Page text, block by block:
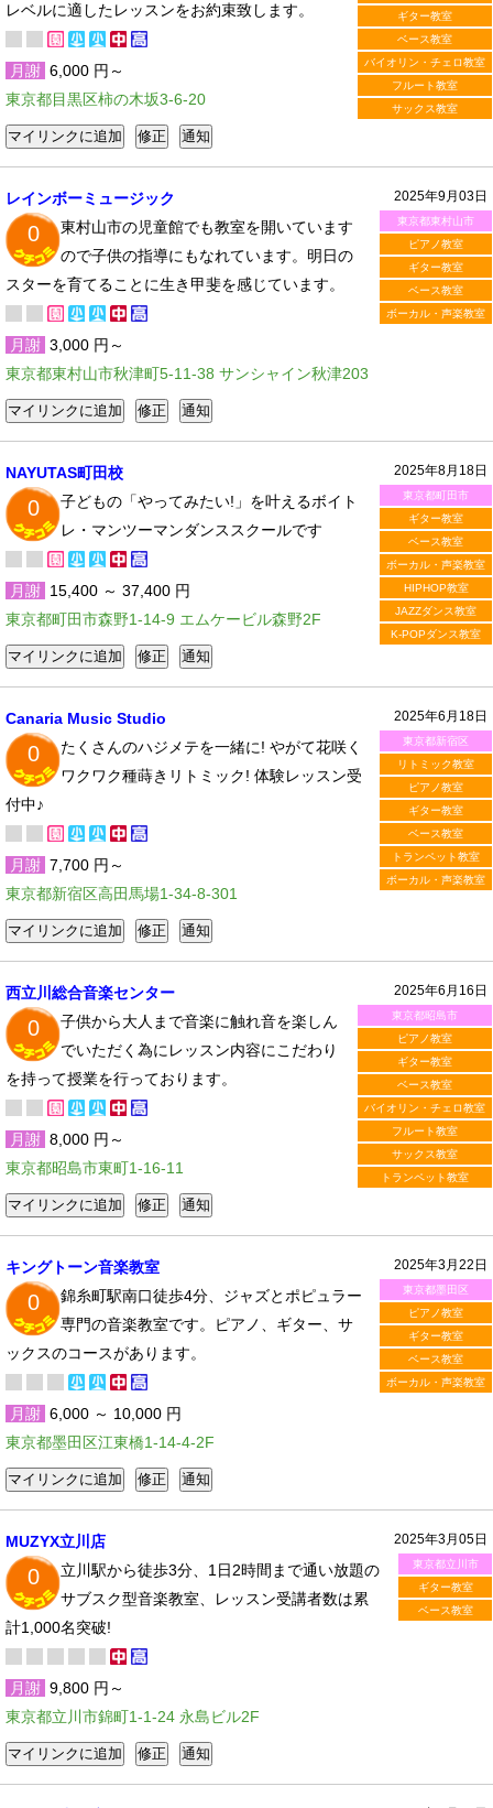
ギター教室
ベース教室
バイオリン・チェロ教室
フルート教室
サックス教室
レベルに適したレッスンをお約束致します。
月謝 6,000 円～
東京都目黒区柿の木坂3-6-20
2025年9月03日
東京都東村山市
ピアノ教室
ギター教室
ベース教室
ボーカル・声楽教室
レインボーミュージック
0
東村山市の児童館でも教室を開いています
ので子供の指導にもなれています。明日の
スターを育てることに生き甲斐を感じています。
月謝 3,000 円～
東京都東村山市秋津町5-11-38 サンシャイン秋津203
2025年8月18日
東京都町田市
ギター教室
ベース教室
ボーカル・声楽教室
HIPHOP教室
JAZZダンス教室
K-POPダンス教室
NAYUTAS町田校
0
子どもの「やってみたい!」を叶えるボイト
レ・マンツーマンダンススクールです
月謝 15,400 ～ 37,400 円
東京都町田市森野1-14-9 エムケービル森野2F
2025年6月18日
東京都新宿区
リトミック教室
ピアノ教室
ギター教室
ベース教室
トランペット教室
ボーカル・声楽教室
Canaria Music Studio
0
たくさんのハジメテを一緒に! やがて花咲く
ワクワク種蒔きリトミック! 体験レッスン受
付中♪
月謝 7,700 円～
東京都新宿区高田馬場1-34-8-301
2025年6月16日
東京都昭島市
ピアノ教室
ギター教室
ベース教室
バイオリン・チェロ教室
フルート教室
サックス教室
トランペット教室
西立川総合音楽センター
0
子供から大人まで音楽に触れ音を楽しん
でいただく為にレッスン内容にこだわり
を持って授業を行っております。
月謝 8,000 円～
東京都昭島市東町1-16-11
2025年3月22日
東京都墨田区
ピアノ教室
ギター教室
ベース教室
ボーカル・声楽教室
キングトーン音楽教室
0
錦糸町駅南口徒歩4分、ジャズとポピュラー
専門の音楽教室です。ピアノ、ギター、サ
ックスのコースがあります。
月謝 6,000 ～ 10,000 円
東京都墨田区江東橋1-14-4-2F
2025年3月05日
東京都立川市
ギター教室
ベース教室
MUZYX立川店
0
立川駅から徒歩3分、1日2時間まで通い放題の
サブスク型音楽教室、レッスン受講者数は累
計1,000名突破!
月謝 9,800 円～
東京都立川市錦町1-1-24 永島ビル2F